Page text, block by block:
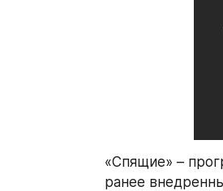
«Спящие» –
ранее